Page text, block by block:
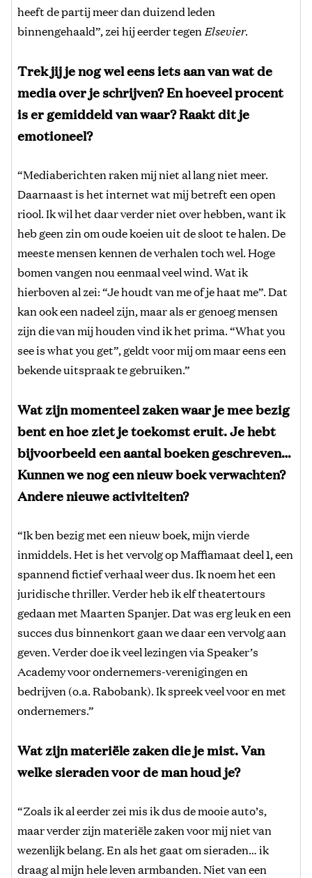
heeft de partij meer dan duizend leden
binnengehaald”, zei hij eerder tegen Elsevier.
Trek jij je nog wel eens iets aan van wat de
media over je schrijven? En hoeveel procent
is er gemiddeld van waar? Raakt dit je
emotioneel?
“Mediaberichten raken mij niet al lang niet meer.
Daarnaast is het internet wat mij betreft een open
riool. Ik wil het daar verder niet over hebben, want ik
heb geen zin om oude koeien uit de sloot te halen. De
meeste mensen kennen de verhalen toch wel. Hoge
bomen vangen nou eenmaal veel wind. Wat ik
hierboven al zei: “Je houdt van me of je haat me”. Dat
kan ook een nadeel zijn, maar als er genoeg mensen
zijn die van mij houden vind ik het prima. “What you
see is what you get”, geldt voor mij om maar eens een
bekende uitspraak te gebruiken.”
Wat zijn momenteel zaken waar je mee bezig
bent en hoe ziet je toekomst eruit. Je hebt
bijvoorbeeld een aantal boeken geschreven…
Kunnen we nog een nieuw boek verwachten?
Andere nieuwe activiteiten?
“Ik ben bezig met een nieuw boek, mijn vierde
inmiddels. Het is het vervolg op Maffiamaat deel 1, een
spannend fictief verhaal weer dus. Ik noem het een
juridische thriller. Verder heb ik elf theatertours
gedaan met Maarten Spanjer. Dat was erg leuk en een
succes dus binnenkort gaan we daar een vervolg aan
geven. Verder doe ik veel lezingen via Speaker’s
Academy voor ondernemers-verenigingen en
bedrijven (o.a. Rabobank). Ik spreek veel voor en met
ondernemers.”
Wat zijn materiële zaken die je mist. Van
welke sieraden voor de man houd je?
“Zoals ik al eerder zei mis ik dus de mooie auto’s,
maar verder zijn materiële zaken voor mij niet van
wezenlijk belang. En als het gaat om sieraden… ik
draag al mijn hele leven armbanden. Niet van een